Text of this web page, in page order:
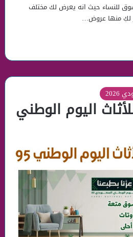
للنساء حيث انه يعرض لك مختلف
لكِ منها عروض…
اليوم الوطني